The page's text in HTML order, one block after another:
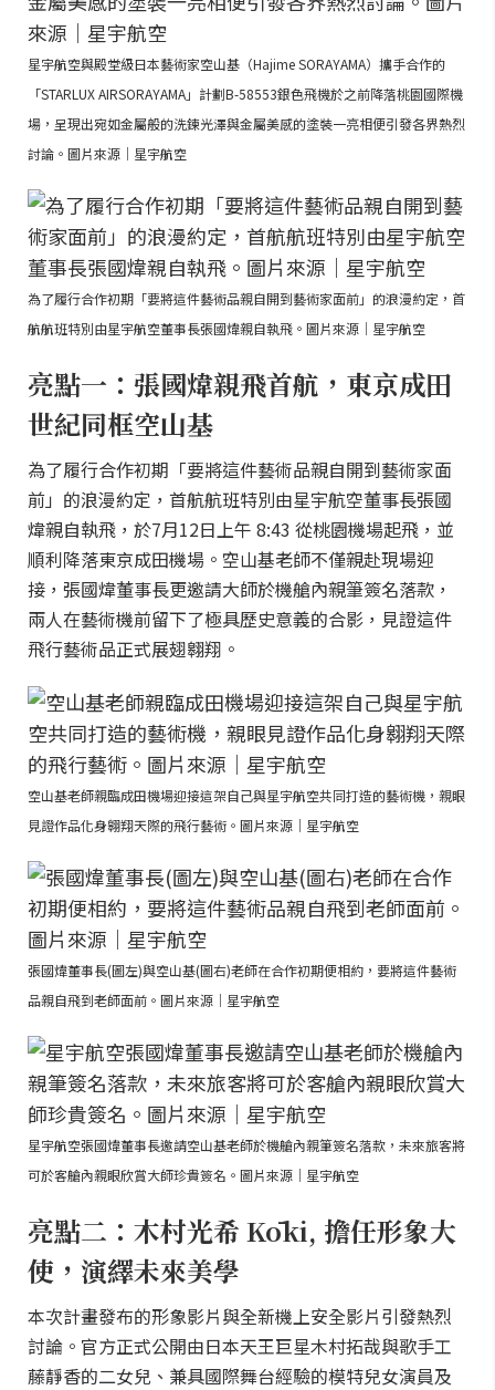
星宇航空與殿堂級日本藝術家空山基（Hajime SORAYAMA）攜手合作的
「STARLUX AIRSORAYAMA」計劃B-58553銀色飛機於之前降落桃園國際機
場，呈現出宛如金屬般的洗鍊光澤與金屬美感的塗裝一亮相便引發各界熱烈
討論。圖片來源｜星宇航空
為了履行合作初期「要將這件藝術品親自開到藝術家面前」的浪漫約定，首
航航班特別由星宇航空董事長張國煒親自執飛。圖片來源｜星宇航空
亮點一：張國煒親飛首航，東京成田
世紀同框空山基
為了履行合作初期「要將這件藝術品親自開到藝術家面
前」的浪漫約定，首航航班特別由星宇航空董事長張國
煒親自執飛，於7月12日上午 8:43 從桃園機場起飛，並
順利降落東京成田機場。空山基老師不僅親赴現場迎
接，張國煒董事長更邀請大師於機艙內親筆簽名落款，
兩人在藝術機前留下了極具歷史意義的合影，見證這件
飛行藝術品正式展翅翱翔。
空山基老師親臨成田機場迎接這架自己與星宇航空共同打造的藝術機，親眼
見證作品化身翱翔天際的飛行藝術。圖片來源｜星宇航空
張國煒董事長(圖左)與空山基(圖右)老師在合作初期便相約，要將這件藝術
品親自飛到老師面前。圖片來源｜星宇航空
星宇航空張國煒董事長邀請空山基老師於機艙內親筆簽名落款，未來旅客將
可於客艙內親眼欣賞大師珍貴簽名。圖片來源｜星宇航空
亮點二：木村光希 Kōki, 擔任形象大
使，演繹未來美學
本次計畫發布的形象影片與全新機上安全影片引發熱烈
討論。官方正式公開由日本天王巨星木村拓哉與歌手工
藤靜香的二女兒、兼具國際舞台經驗的模特兒女演員及